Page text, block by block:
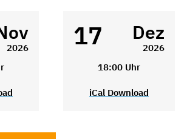
2026
17 Dez
2026
18:00 Uhr
iCal Download